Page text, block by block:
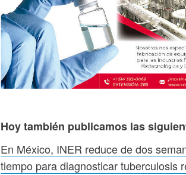
Hoy también publicamos las
En México, INER reduce de dos
tiempo para diagnosticar tuberculosis